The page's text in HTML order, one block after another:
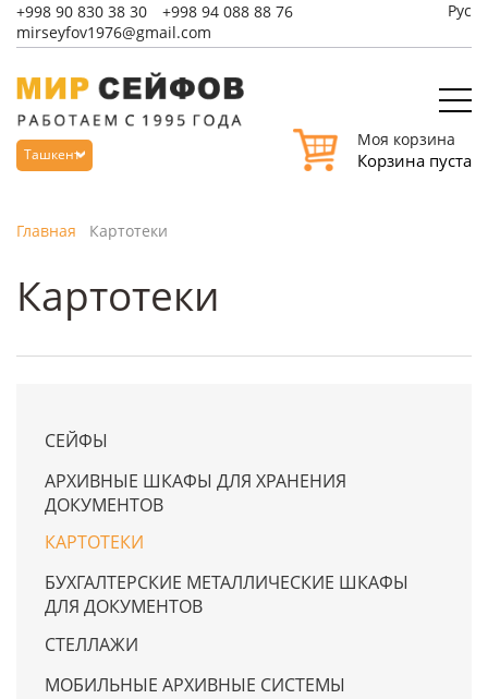
+998 90 830 38 30 +998 94 088 88 76
mirseyfov1976@gmail.com
Рус
Ташкент
Моя корзина
Корзина пуста
Главная Картотеки
Картотеки
СЕЙФЫ
АРХИВНЫЕ ШКАФЫ ДЛЯ ХРАНЕНИЯ
ДОКУМЕНТОВ
КАРТОТЕКИ
БУХГАЛТЕРСКИЕ МЕТАЛЛИЧЕСКИЕ ШКАФЫ
ДЛЯ ДОКУМЕНТОВ
СТЕЛЛАЖИ
МОБИЛЬНЫЕ АРХИВНЫЕ СИСТЕМЫ